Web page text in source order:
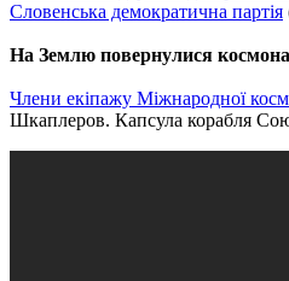
Словенська демократична партія
На Землю повернулися
Члени екіпажу Міжнародної
Шкаплеров. Капсула корабля